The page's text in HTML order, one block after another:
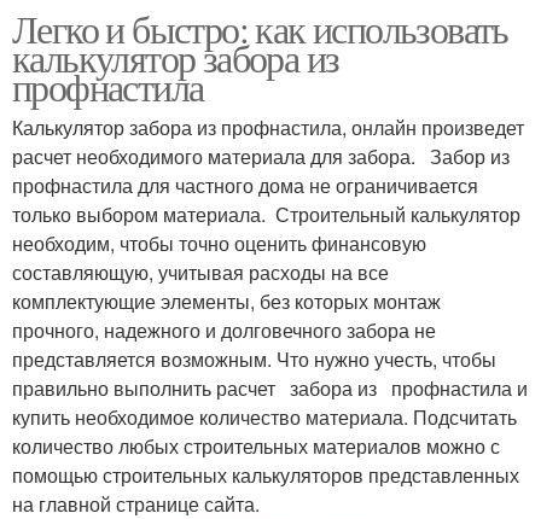
Легко и быстро: как использовать
калькулятор забора из
профнастила
Калькулятор забора из профнастила, онлайн произведет
расчет необходимого материала для забора. Забор из
профнастила для частного дома не ограничивается
только выбором материала. Строительный калькулятор
необходим, чтобы точно оценить финансовую
составляющую, учитывая расходы на все
комплектующие элементы, без которых монтаж
прочного, надежного и долговечного забора не
представляется возможным. Что нужно учесть, чтобы
правильно выполнить расчет забора из профнастила и
купить необходимое количество материала. Подсчитать
количество любых строительных материалов можно с
помощью строительных калькуляторов представленных
на главной странице сайта.